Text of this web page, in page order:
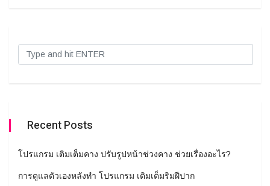
Recent Posts
โปรแกรม เติมเต็มคาง ปรับรูปหน้าช่วงคาง ช่วยเรื่องอะไร?
การดูแลตัวเองหลังทำ โปรแกรม เติมเต็มริมฝีปาก